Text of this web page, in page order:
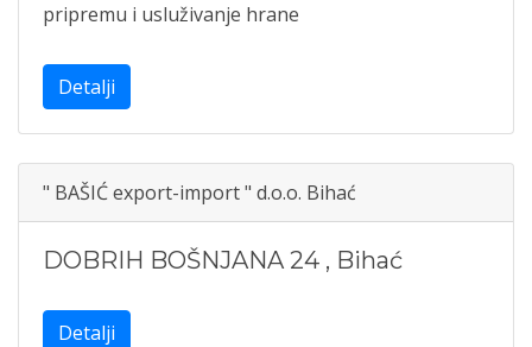
pripremu i usluživanje hrane
Detalji
" BAŠIĆ export-import " d.o.o. Bihać
DOBRIH BOŠNJANA 24 , Bihać
Detalji